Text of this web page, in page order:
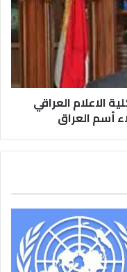
الاعلام العراقي
أسم العراق